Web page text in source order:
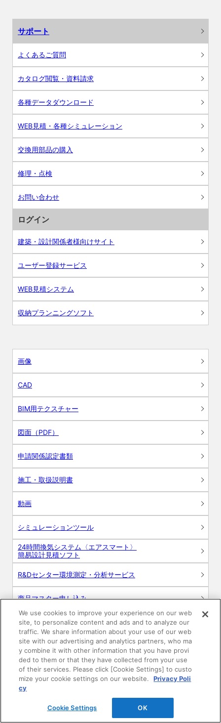
サポート
よくあるご質問
カタログ閲覧・資料請求
各種データダウンロード
WEB見積・各種シミュレーション
交換用部品の購入
修理・点検
お問い合わせ
ログイン
建築・設計関係者様向けサイト
ユーザー登録サービス
WEB見積システム
収納プランニングソフト
画像
CAD
BIM用テクスチャー
図面（PDF）
申請関係認定書類
施工・取扱説明書
動画
シミュレーションツール
24時間換気システム〈エアスマート〉
簡易設計見積ソフト
R&Dセンター環境測定・分析サービス
商品マスター申し込み
電子公告 このWEBサイトについて
プライバシーポリシー
SNSコミュニティガイドライン サイトマップ
We use cookies to improve your experience on our web
site, to personalize content and ads and to analyze our
traffic. We share information about your use of our web
site with our advertising and analytics partners, who ma
y combine it with other information that you have provi
ded to them or that they have collected from your use
of their services. Please click [Cookie Settings] to custo
mize your cookie settings on our website.
Privacy Poli
cy
Cookie Settings OK